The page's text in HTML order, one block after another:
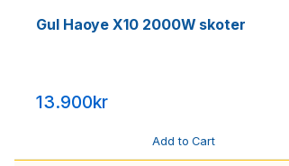
Gul Haoye X10 2000W skoter
13.900kr
Add to Cart